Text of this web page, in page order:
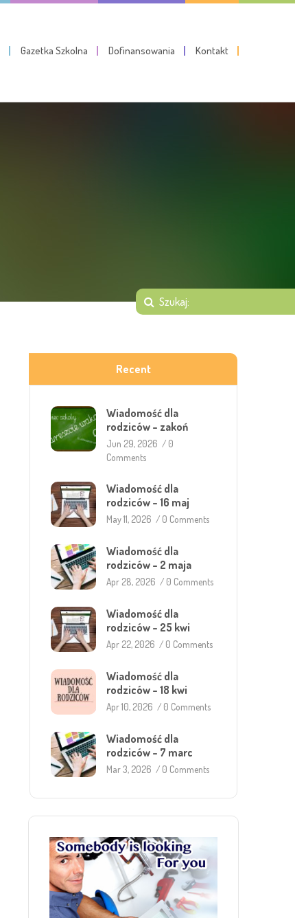
Gazetka Szkolna Dofinansowania Kontakt
Recent
Wiadomość dla
rodziców – zakoń
Jun 29, 2026 / 0
Comments
Wiadomość dla
rodziców – 16 maj
May 11, 2026 / 0 Comments
Wiadomość dla
rodziców – 2 maja
Apr 28, 2026 / 0 Comments
Wiadomość dla
rodziców – 25 kwi
Apr 22, 2026 / 0 Comments
Wiadomość dla
rodziców – 18 kwi
Apr 10, 2026 / 0 Comments
Wiadomość dla
rodziców – 7 marc
Mar 3, 2026 / 0 Comments